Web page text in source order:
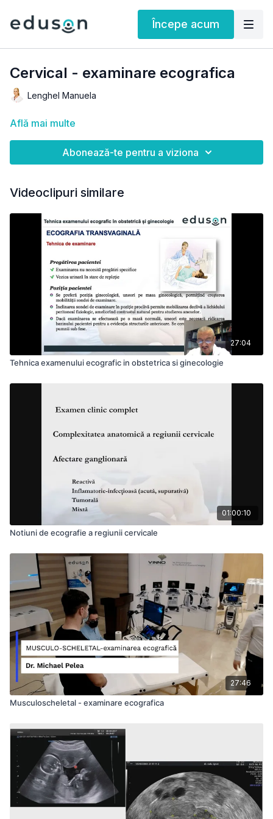
Începe acum
Cervical - examinare ecografica
Lenghel Manuela
Află mai multe
Abonează-te pentru a viziona
Videoclipuri similare
27:04
Tehnica examenului ecografic in obstetrica si ginecologie
01:00:10
Notiuni de ecografie a regiunii cervicale
27:46
Musculoscheletal - examinare ecografica